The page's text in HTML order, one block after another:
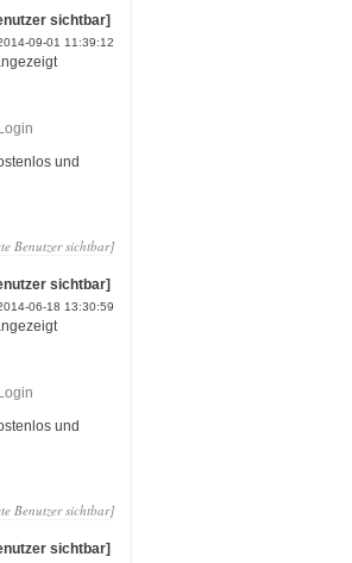
sichtbar]
09-01 11:39:12
und
Benutzer sichtbar]
sichtbar]
06-18 13:30:59
und
Benutzer sichtbar]
sichtbar]